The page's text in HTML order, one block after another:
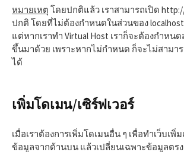
หมายเหตุ โดยปกติแล้ว เราสามารถเปิด
ปกติ โดยที่ไม่ต้องกำหนดในส่วนของ
แต่หากเราทำ Virtual Host เราก็จะต้องกำหน
ขึ้นมาด้วย เพราะหากไม่กำหนด ก็จะไม่สามาร
ได้
เพิ่มโดเมน/เซิร์ฟเวอร์
เมื่อเราต้องการเพิ่มโดเมนอื่น ๆ เพื่อทำเว็บเพิ่
ข้อมูลจากด้านบน แล้วเปลี่ยนเฉพาะข้อมูลตร